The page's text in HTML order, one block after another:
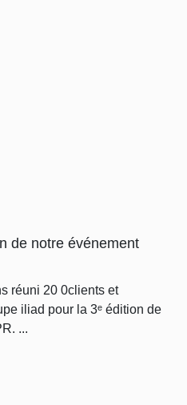
de notre événement
réuni 20 0clients et
iliad pour la 3ᵉ édition de
...